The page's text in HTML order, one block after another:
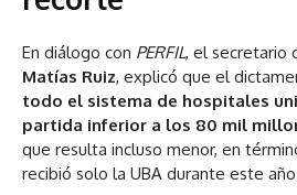
En diálogo con PERFIL, el secretario
Matías Ruiz, explicó que el
todo el sistema de hospitales
partida inferior a los 80 mil
que resulta incluso menor, en
recibió solo la UBA durante este